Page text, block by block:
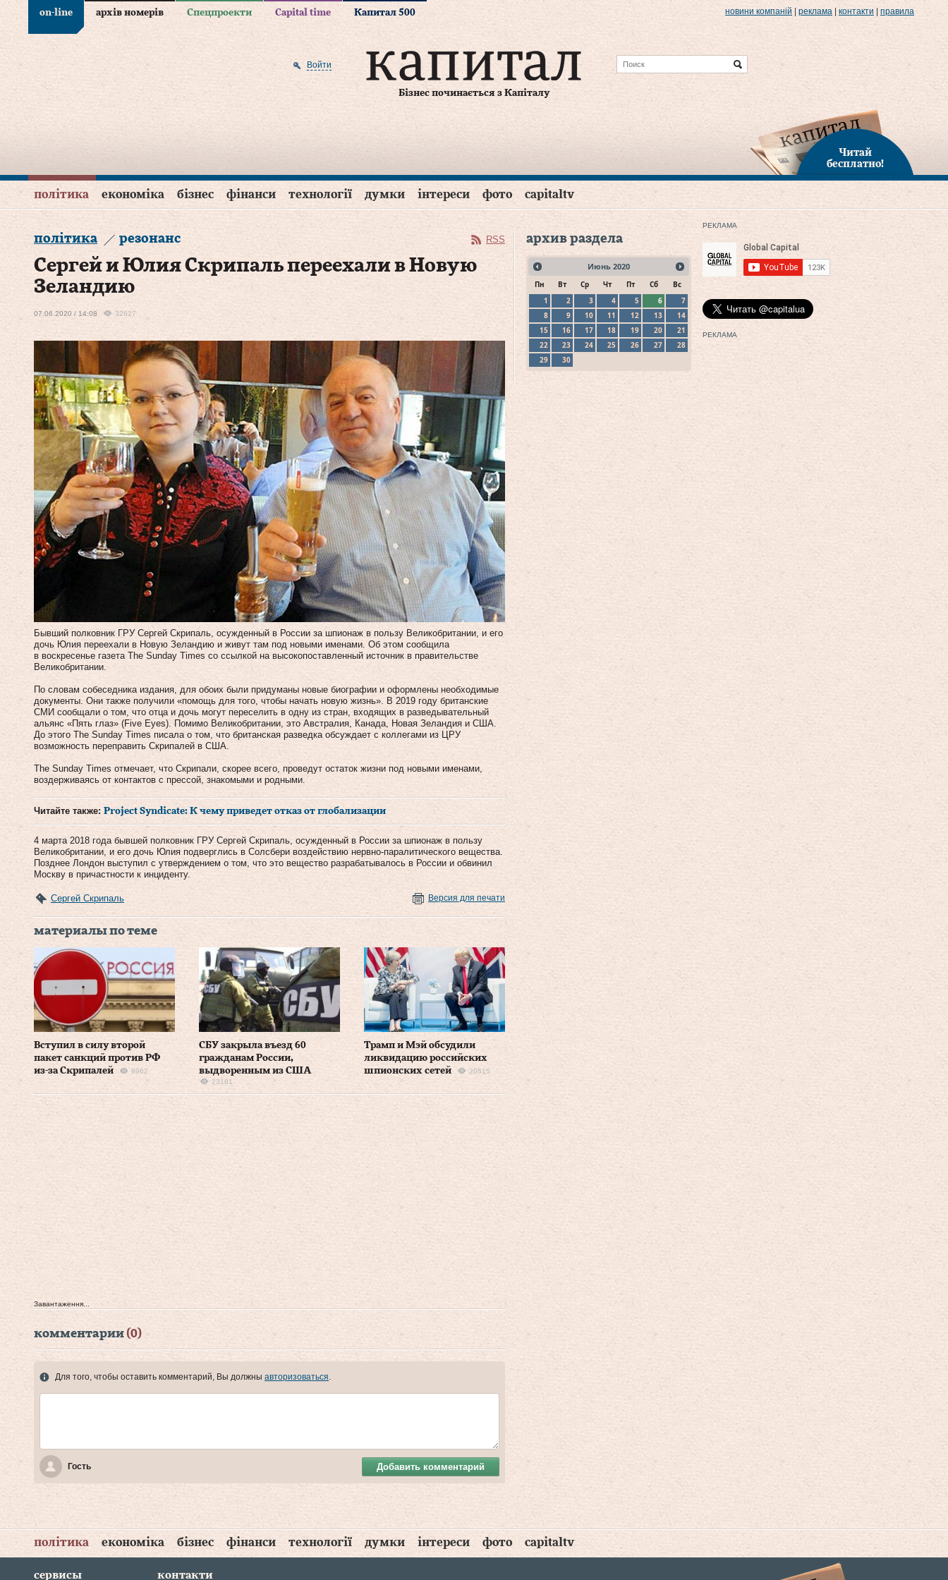
on-line архів номерів Спецпроекти Capital time Капитал 500 новини компаній реклама контакти правила
Бізнес починається з Капіталу
Войти
Читай
бесплатно!
політика економіка бізнес фінанси технології думки інтереси фото capitaltv
політика резонанс RSS
Сергей и Юлия Скрипаль переехали в Новую
Зеландию
07.06.2020 / 14:08 32627
Бывший полковник ГРУ Сергей Скрипаль, осужденный в России за шпионаж в пользу Великобритании, и его
дочь Юлия переехали в Новую Зеландию и живут там под новыми именами. Об этом сообщила
в воскресенье газета The Sunday Times со ссылкой на высокопоставленный источник в правительстве
Великобритании.
По словам собеседника издания, для обоих были придуманы новые биографии и оформлены необходимые
документы. Они также получили «помощь для того, чтобы начать новую жизнь». В 2019 году британские
СМИ сообщали о том, что отца и дочь могут переселить в одну из стран, входящих в разведывательный
альянс «Пять глаз» (Five Eyes). Помимо Великобритании, это Австралия, Канада, Новая Зеландия и США.
До этого The Sunday Times писала о том, что британская разведка обсуждает с коллегами из ЦРУ
возможность переправить Скрипалей в США.
The Sunday Times отмечает, что Скрипали, скорее всего, проведут остаток жизни под новыми именами,
воздерживаясь от контактов с прессой, знакомыми и родными.
Читайте также: Project Syndicate: К чему приведет отказ от глобализации
4 марта 2018 года бывшей полковник ГРУ Сергей Скрипаль, осужденный в России за шпионаж в пользу
Великобритании, и его дочь Юлия подверглись в Солсбери воздействию нервно-паралитического вещества.
Позднее Лондон выступил с утверждением о том, что это вещество разрабатывалось в России и обвинил
Москву в причастности к инциденту.
Сергей Скрипаль Версия для печати
материалы по теме
Вступил в силу второй
пакет санкций против РФ
из-за Скрипалей
9962
СБУ закрыла въезд 60
гражданам России,
выдворенным из США
23181
Трамп и Мэй обсудили
ликвидацию российских
шпионских сетей
20515
Завантаження...
комментарии(0)
Для того, чтобы оставить комментарий, Вы должны авторизоваться
Гость Добавить комментарий
архив раздела
Июнь 2020
Пн Вт Ср Чт Пт Сб
Вс
1
2 3 4 5 6
7
8
9 10 11 12 13
14
15
16 17 18 19 20
21
22
23 24 25 26 27
28
29
30
РЕКЛАМА
РЕКЛАМА
політика економіка бізнес фінанси технології думки інтереси фото capitaltv
сервисы контакти